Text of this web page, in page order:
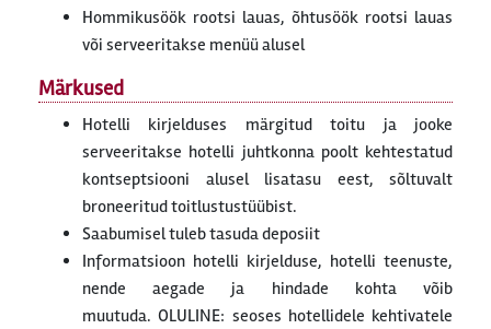
Hommikusöök rootsi lauas, õhtusöök rootsi lauas
või serveeritakse menüü alusel
Märkused
Hotelli kirjelduses märgitud toitu ja jooke
serveeritakse hotelli juhtkonna poolt kehtestatud
kontseptsiooni alusel lisatasu eest, sõltuvalt
broneeritud toitlustustüübist.
Saabumisel tuleb tasuda deposiit
Informatsioon hotelli kirjelduse, hotelli teenuste,
nende aegade ja hindade kohta võib
muutuda. OLULINE: seoses hotellidele kehtivatele